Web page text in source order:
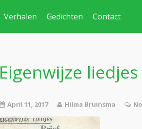
Verhalen Gedichten Contact
Eigenwijze liedjes
April 11, 2017 Hilma Bruinsma